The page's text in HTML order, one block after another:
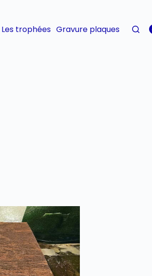
Les trophées Gravure plaques